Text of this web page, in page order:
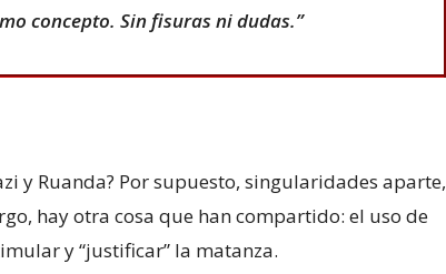
concepto. Sin fisuras ni dudas.”
y Ruanda? Por supuesto, singularidades aparte,
hay otra cosa que han compartido: el uso de
y “justificar” la matanza.